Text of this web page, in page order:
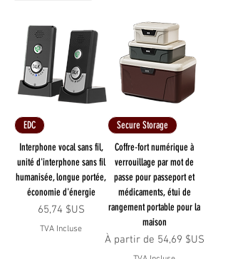
EDC
Interphone vocal sans fil,
unité d'interphone sans fil
humanisée, longue portée,
économie d'énergie
Prix
65,74 $US
TVA Incluse
Secure Storage
Coffre-fort numérique à
verrouillage par mot de
passe pour passeport et
médicaments, étui de
rangement portable pour la
maison
À partir de 54,69 $US
Prix promotionnel